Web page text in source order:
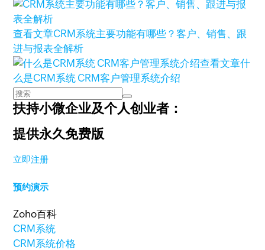
查看文章CRM系统主要功能有哪些？客户、销售、跟
进与报表全解析
查看文章什
么是CRM系统 CRM客户管理系统介绍
扶持小微企业及个人创业者：
提供永久免费版
立即注册
预约演示
Zoho百科
CRM系统
CRM系统价格